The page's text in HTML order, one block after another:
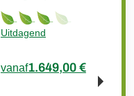
Uitdagend
vanaf1.649,00 €